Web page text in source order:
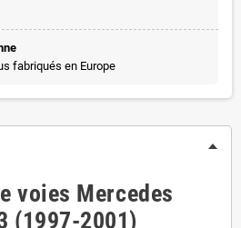
fabriqués en Europe
voies Mercedes
(1997-2001)